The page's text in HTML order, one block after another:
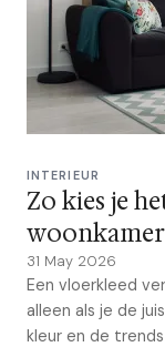
INTERIEUR
Zo kies je
woonkamer
31 May 2026
Een vloerkleed
alleen als je de
kleur en de